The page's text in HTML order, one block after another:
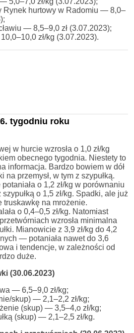
Rynek hurtowy w Radomiu — 8,0–
— 8,5–9,0 zł (3.07.2023);
zł/kg (3.07.2023).
tygodniu roku
w hurcie wzrosła o 1,0 zł/kg
obecnego tygodnia. Niestety to
informacja. Bardzo bowiem w dół
na przemysł, w tym z szypułką.
o 1,2 zł/kg w porównaniu
o 1,5 zł/kg. Spadki, ale już
truskawkę na mrożenie.
o 0,4–0,5 zł/kg. Natomiast
wzrosła minimalna
Mianowicie z 3,9 zł/kg do 4,2
— potaniała nawet do 3,6
i tendencje, w zależności od
duże.
(30.06.2023)
— 6,5–9,0 zł/kg;
skup) — 2,1–2,2 zł/kg;
(skup) — 3,5–4,o zł/kg;
(skup) — 2,1–2,5 zł/kg.